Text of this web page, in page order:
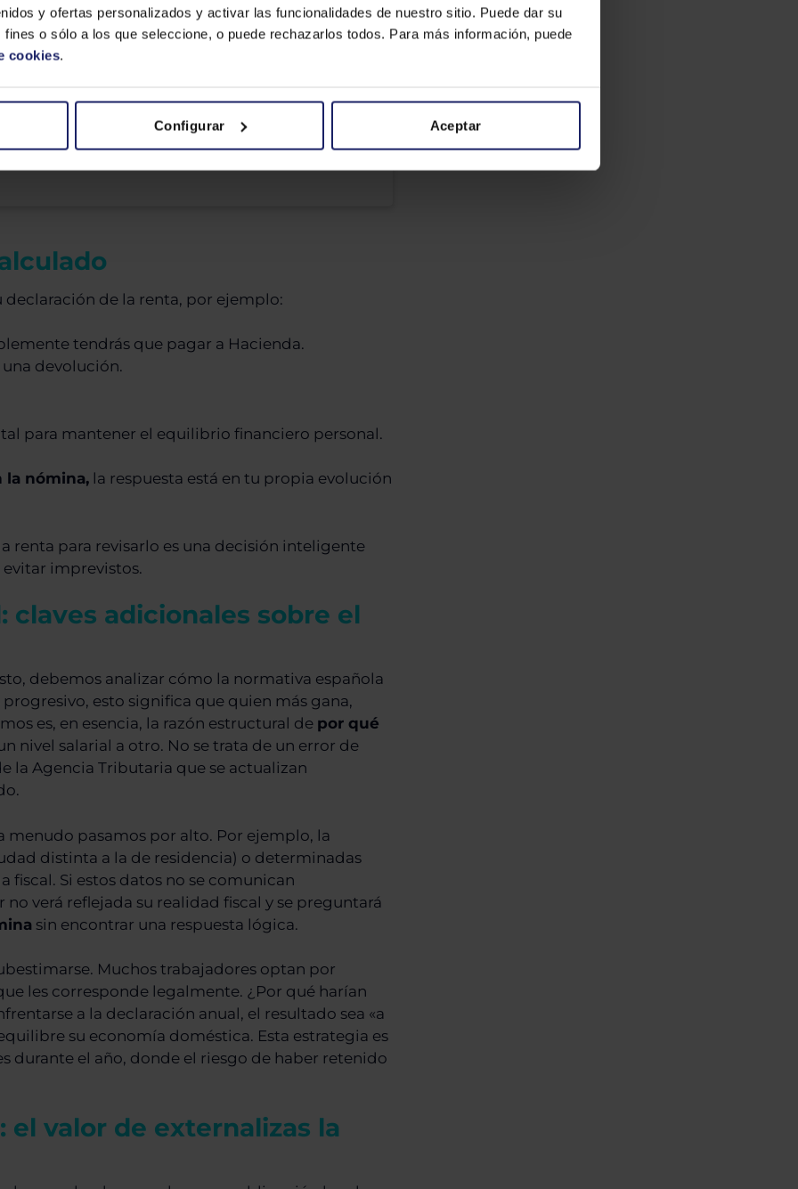
y ofertas personalizados y activar las funcionalidades de nuestro sitio. Puede dar su
o sólo a los que seleccione, o puede rechazarlos todos. Para más información, puede
cookies.
Configurar Aceptar
de la renta, por ejemplo:
tendrás que pagar a Hacienda.
devolución.
para mantener el equilibrio financiero personal.
la nómina, la respuesta está en tu propia evolución
renta para revisarlo es una decisión inteligente
imprevistos.
claves adicionales sobre el
debemos analizar cómo la normativa española
esto significa que quien más gana,
es, en esencia, la razón estructural de por qué
nivel salarial a otro. No se trata de un error de
la Agencia Tributaria que se actualizan
menudo pasamos por alto. Por ejemplo, la
distinta a la de residencia) o determinadas
Si estos datos no se comunican
verá reflejada su realidad fiscal y se preguntará
sin encontrar una respuesta lógica.
Muchos trabajadores optan por
les corresponde legalmente. ¿Por qué harían
a la declaración anual, el resultado sea «a
su economía doméstica. Esta estrategia es
durante el año, donde el riesgo de haber retenido
el valor de externalizas la